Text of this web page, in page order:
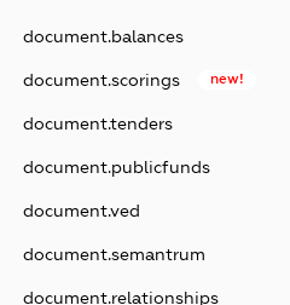
document.balances
document.scorings new!
document.tenders
document.publicfunds
document.ved
document.semantrum
document.relationships